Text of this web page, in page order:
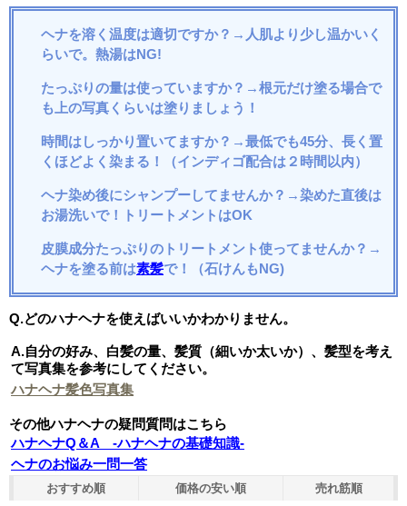
ヘナを溶く温度は適切ですか？→人肌より少し温かいく
らいで。熱湯はNG!
たっぷりの量は使っていますか？→根元だけ塗る場合で
も上の写真くらいは塗りましょう！
時間はしっかり置いてますか？→最低でも45分、長く置
くほどよく染まる！（インディゴ配合は２時間以内）
ヘナ染め後にシャンプーしてませんか？→染めた直後は
お湯洗いで！トリートメントはOK
皮膜成分たっぷりのトリートメント使ってませんか？→
ヘナを塗る前は素髪で！（石けんもNG)
Q.どのハナヘナを使えばいいかわかりません。
A.自分の好み、白髪の量、髪質（細いか太いか）、髪型を考え
て写真集を参考にしてください。
ハナヘナ髪色写真集
その他ハナヘナの疑問質問はこちら
ハナヘナQ＆A -ハナヘナの基礎知識-
ヘナのお悩み一問一答
おすすめ順 価格の安い順 売れ筋順